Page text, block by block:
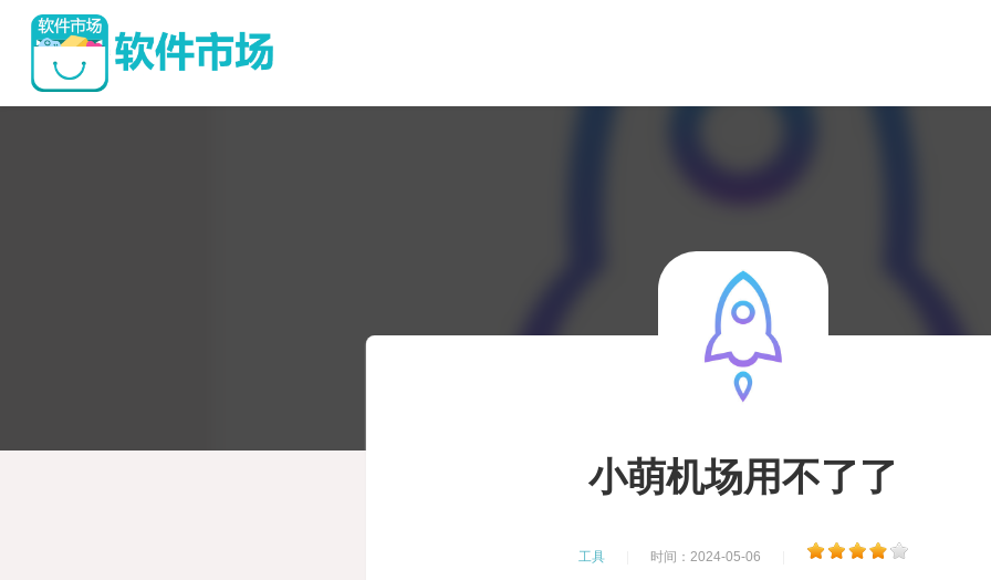
小萌机场用不了了
工具 时间：2024-05-06